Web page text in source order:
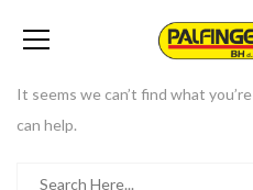
It seems we can’t find what
can help.